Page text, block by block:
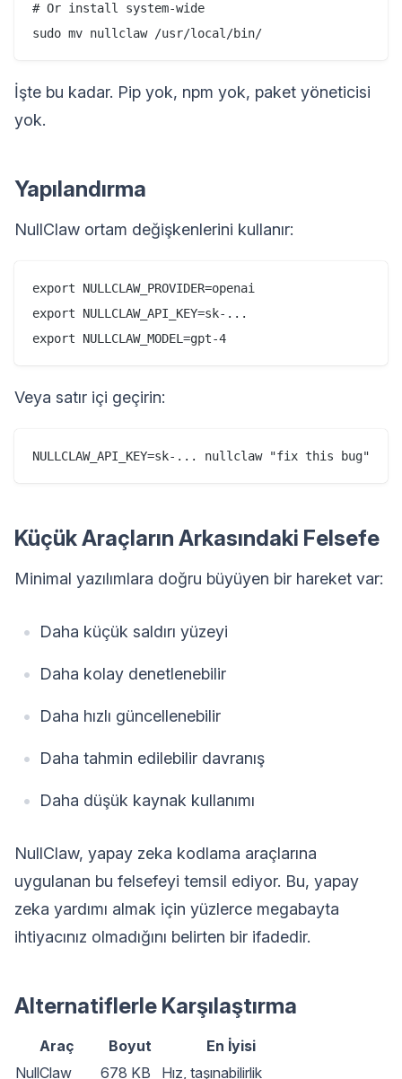
# Or install system-wide
İşte bu kadar. Pip yok, npm yok, paket yöneticisi
yok.
Yapılandırma
NullClaw ortam değişkenlerini kullanır:
export NULLCLAW_PROVIDER=openai
export NULLCLAW_API_KEY=sk-...
Veya satır içi geçirin:
Küçük Araçların Arkasındaki Felsefe
Minimal yazılımlara doğru büyüyen bir hareket var:
Daha küçük saldırı yüzeyi
Daha kolay denetlenebilir
Daha hızlı güncellenebilir
Daha tahmin edilebilir davranış
Daha düşük kaynak kullanımı
NullClaw, yapay zeka kodlama araçlarına
uygulanan bu felsefeyi temsil ediyor. Bu, yapay
zeka yardımı almak için yüzlerce megabayta
ihtiyacınız olmadığını belirten bir ifadedir.
Alternatiflerle Karşılaştırma
Araç Boyut
En İyisi
NullClaw
678 KB Hız, taşınabilirlik